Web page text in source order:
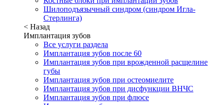
Шилоподъязычный синдром (синдром Игла-
Стерлинга)
< Назад
Имплантация зубов
Все услуги раздела
Имплантация зубов после 60
Имплантация зубов при врожденной расщелине
губы
Имплантация зубов при остеомиелите
Имплантация зубов при дисфункции ВНЧС
Имплантация зубов при флюсе